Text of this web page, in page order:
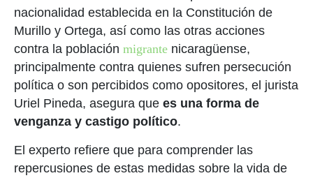
nacionalidad establecida en la Constitución de
Murillo y Ortega, así como las otras acciones
contra la población migrante nicaragüense,
principalmente contra quienes sufren persecución
política o son percibidos como opositores, el jurista
Uriel Pineda, asegura que es una forma de
venganza y castigo político.
El experto refiere que para comprender las
repercusiones de estas medidas sobre la vida de